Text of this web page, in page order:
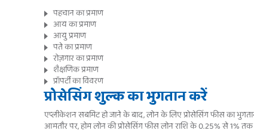
पहचान का प्रमाण
आय का प्रमाण
आयु प्रमाण
पते का प्रमाण
रोज़गार का प्रमाण
शैक्षणिक प्रमाण
प्रॉपर्टी का विवरण
प्रोसेसिंग शुल्क का भुगतान करें
एप्लीकेशन सबमिट हो जाने के बाद, लोन के लिए प्रोसेसिंग फीस का
आमतौर पर, होम लोन की प्रोसेसिंग फीस लोन राशि के 0.25% से 1%